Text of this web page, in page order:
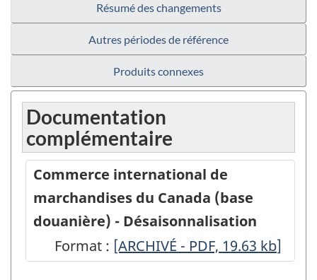
Résumé des changements
Autres périodes de référence
Produits connexes
Documentation
complémentaire
Commerce international de
marchandises du Canada (base
douanière) - Désaisonnalisation
Format : Commerce
[ARCHIVÉ - PDF, 19.63 kb]